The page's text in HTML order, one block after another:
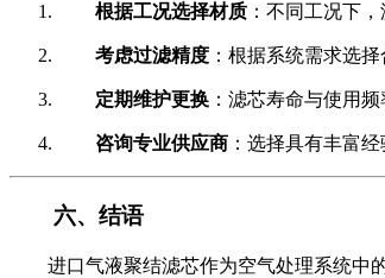
根据工况选择材质 ：不同工况下
考虑过滤精度 ：根据系统需求选
定期维护更换 ：滤芯寿命与使用
咨询专业供应商 ：选择具有丰富
六、结语
进口气液聚结滤芯作为空气处理系统中